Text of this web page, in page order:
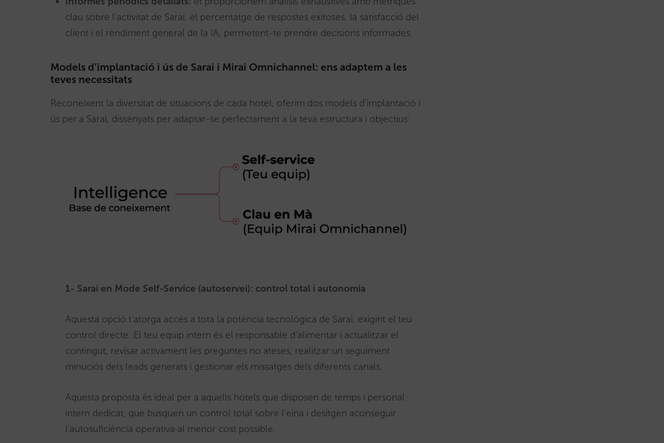
clau sobre l’activitat de Sarai, el percentatge de respostes exitoses, la satisfacció del
client i el rendiment general de la IA, permetent-te prendre decisions informades.
Models d’implantació i ús de Sarai i Mirai Omnichannel: ens adaptem a les
teves necessitats
Reconeixent la diversitat de situacions de cada hotel, oferim dos models d’implantació i
ús per a Sarai, dissenyats per adaptar-se perfectament a la teva estructura i objectius:
1- Sarai en Mode Self-Service (autoservei): control total i autonomia
Aquesta opció t’atorga accés a tota la potència tecnològica de Sarai, exigint el teu
control directe. El teu equip intern és el responsable d’alimentar i actualitzar el
contingut, revisar activament les preguntes no ateses, realitzar un seguiment
minuciós dels leads generats i gestionar els missatges dels diferents canals.
Aquesta proposta és ideal per a aquells hotels que disposen de temps i personal
intern dedicat, que busquen un control total sobre l’eina i desitgen aconseguir
l’autosuficiència operativa al menor cost possible.